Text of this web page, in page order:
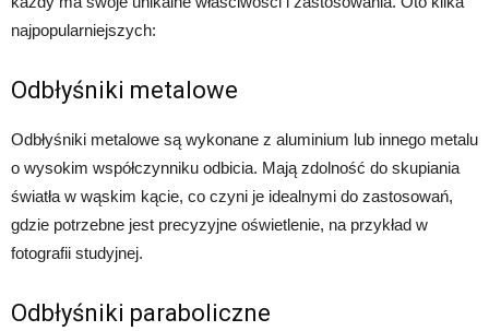
najpopularniejszych:
Odbłyśniki metalowe
Odbłyśniki metalowe są wykonane z aluminium lub innego metalu
o wysokim współczynniku odbicia. Mają zdolność do skupiania
światła w wąskim kącie, co czyni je idealnymi do zastosowań,
gdzie potrzebne jest precyzyjne oświetlenie, na przykład w
fotografii studyjnej.
Odbłyśniki paraboliczne